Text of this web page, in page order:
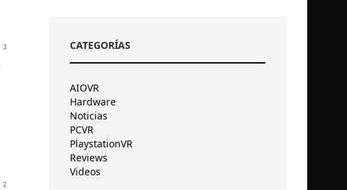
3
2
CATEGORÍAS
AIOVR
Hardware
Noticias
PCVR
PlaystationVR
Reviews
Videos